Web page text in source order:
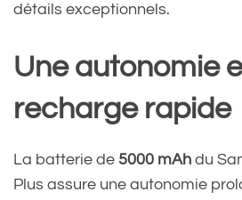
détails exceptionnels.
Une autonomie
recharge rapide
La batterie de 5000 mAh du
Plus assure une autonomie